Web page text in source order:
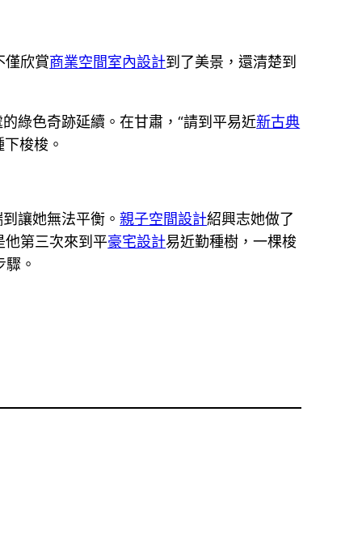
僅欣賞商業空間室內設計到了美景，還清楚到
綠色奇跡延續。在甘肅，“請到平易近新古典
梭梭。
讓她無法平衡。親子空間設計紹興志她做了
第三次來到平豪宅設計易近勤種樹，一棵梭
。